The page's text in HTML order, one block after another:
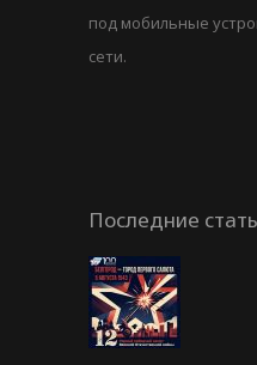
под мобильные
сети.
Последние